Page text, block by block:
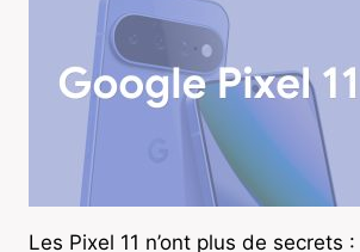
Les Pixel 11 n’ont plus de secrets